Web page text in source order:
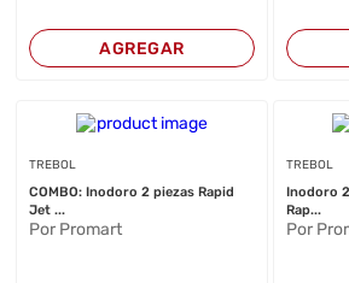
AGREGAR
TREBOL
COMBO: Inodoro 2 piezas Rapid
Jet ...
Por Promart
TREBOL
Inodoro
Rap...
Por